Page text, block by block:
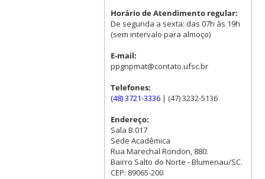
Horário de Atendimento regular:
De segunda a sexta: das 07h às 19h
(sem intervalo para almoço)
E-mail:
ppgnpmat@contato.ufsc.br
Telefones:
(48) 3721-3336| (47) 3232-5136
Endereço:
Sala B.017
Sede Acadêmica
Rua Marechal Rondon, 880.
Bairro Salto do Norte - Blumenau/SC.
CEP: 89065-200